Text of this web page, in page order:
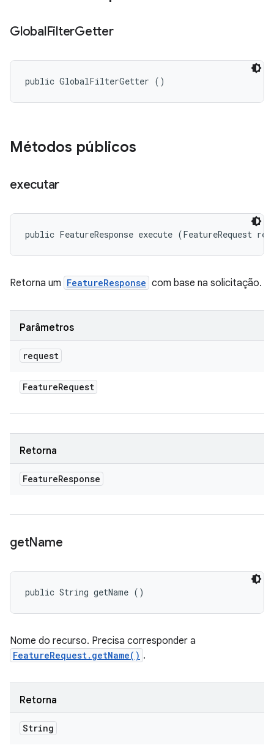
GlobalFilterGetter
public GlobalFilterGetter ()
Métodos públicos
executar
public FeatureResponse execute (FeatureRequest
Retorna um FeatureResponse com base na solicitação.
Parâmetros
request
FeatureRequest
Retorna
FeatureResponse
getName
public String getName ()
Nome do recurso. Precisa corresponder a
FeatureRequest.getName() .
Retorna
String